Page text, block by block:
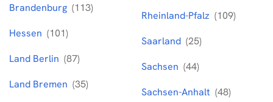
Brandenburg (113)
Hessen (101)
Land Berlin (87)
Land Bremen (35)
Rheinland-Pfalz (109)
Saarland (25)
Sachsen (44)
Sachsen-Anhalt (48)